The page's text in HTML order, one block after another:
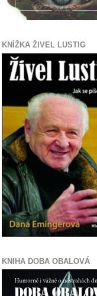
KNÍŽKA ŽIVEL LUSTIG
KNIHA DOBA OBALOVÁ